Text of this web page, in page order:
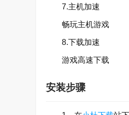
7.主机加速
畅玩主机游戏
8.下载加速
游戏高速下载
安装步骤